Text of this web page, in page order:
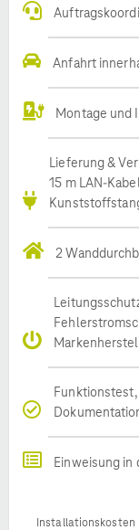
Anfahrt
Montage und
Lieferung &
15 m LAN-
2
Einweisung in
Installationskosten